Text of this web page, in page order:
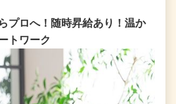
プロへ！随時昇給あり！温か
トワーク